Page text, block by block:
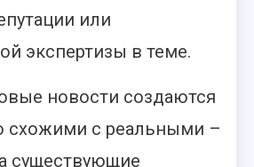
или
экспертизы в теме.
новости создаются
схожими с реальными –
существующие